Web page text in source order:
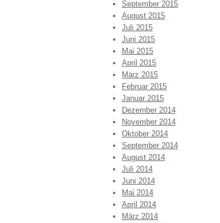
September 2015
August 2015
Juli 2015
Juni 2015
Mai 2015
April 2015
März 2015
Februar 2015
Januar 2015
Dezember 2014
November 2014
Oktober 2014
September 2014
August 2014
Juli 2014
Juni 2014
Mai 2014
April 2014
März 2014